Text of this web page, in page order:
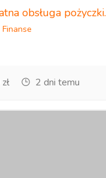
obsługa pożyczki.
Finanse
2 dni temu